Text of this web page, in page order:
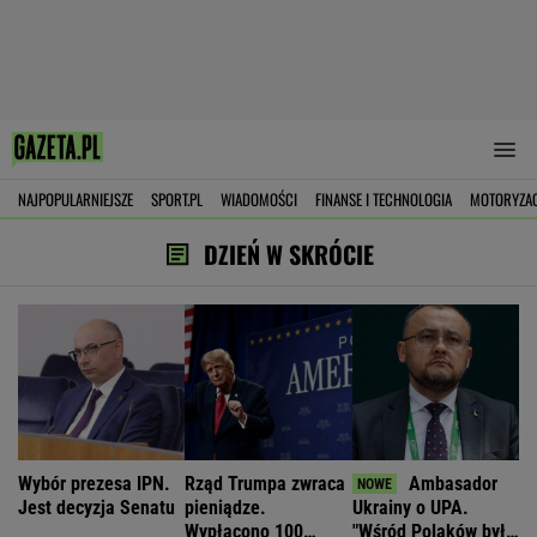
NAJPOPULARNIEJSZE SPORT.PL WIADOMOŚCI FINANSE I TECHNOLOGIA
DZIEŃ W SKRÓCIE
Wybór prezesa IPN.
Jest decyzja Senatu
Rząd Trumpa zwraca
pieniądze.
Wypłacono 100
Ambasador
Ukrainy o UPA.
"Wśród Polaków było